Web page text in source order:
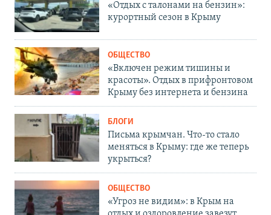
«Отдых с талонами на бензин»:
курортный сезон в Крыму
ОБЩЕСТВО
«Включен режим тишины и
красоты». Отдых в прифронтовом
Крыму без интернета и бензина
БЛОГИ
Письма крымчан. Что-то стало
меняться в Крыму: где же теперь
укрыться?
ОБЩЕСТВО
«Угроз не видим»: в Крым на